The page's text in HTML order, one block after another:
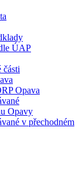
ÚAP
části
Opava
Opavy
v přechodném